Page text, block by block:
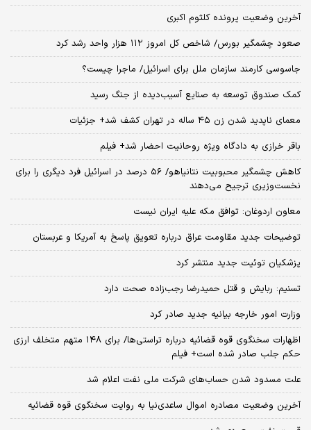
آخرین وضعیت پرونده کلثوم اکبری
صعود چشمگیر بورس/ شاخص کل امروز ۱۱۲ هزار واحد رشد کرد
جاسوسی کارمند سازمان ملل برای اسرائیل/ ماجرا چیست؟
کمک صندوق توسعه به صنایع آسیب‌دیده از جنگ رسید
معمای ناپدید شدن زن ۴۵ ساله در تهران کشف شد+ جزئیات
باقر خرازی به دادگاه ویژه روحانیت احضار شد+ فیلم
کاهش چشمگیر محبوبیت نتانیاهو/ ۵۶ درصد در اسرائیل فرد دیگری را برای
نخست‌وزیری ترجیح می‌دهند
معاون اردوغان: توافق مکه علیه ایران نیست
توضیحات جدید مقاومت عراق درباره تعویق پاسخ به آمریکا و عربستان
پزشکیان توئیت جدید منتشر کرد
تسنیم: ربایش و قتل حمیدرضا رجب‌زاده صحت دارد
وزارت امور خارجه بیانیه جدید صادر کرد
اظهارات سخنگوی قوه قضائیه درباره تراستی‌ها/ برای ۱۴۸ متهم متخلف ارزی
حکم جلب صادر شده است+ فیلم
علت مسدود شدن حساب‌های شرکت ملی نفت اعلام شد
آخرین وضعیت مصادره اموال ساعدی‌نیا به روایت سخنگوی قوه قضائیه